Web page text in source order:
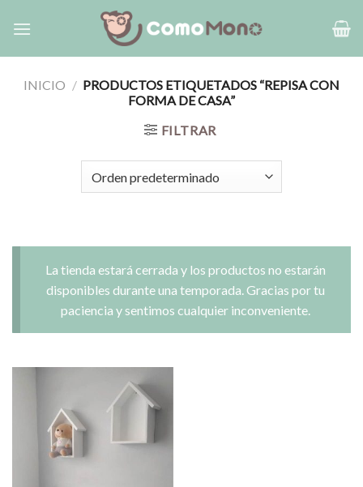
INICIO / PRODUCTOS ETIQUETADOS “REPISA CON
FORMA DE CASA”
FILTRAR
La tienda estará cerrada y los productos no estarán
disponibles durante una temporada. Gracias por tu
paciencia y sentimos cualquier inconveniente.